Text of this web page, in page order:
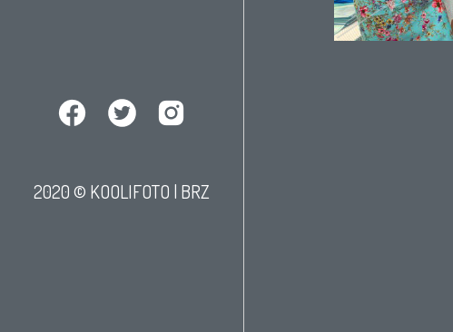
2020 © KOOLIFOTO | BRZ